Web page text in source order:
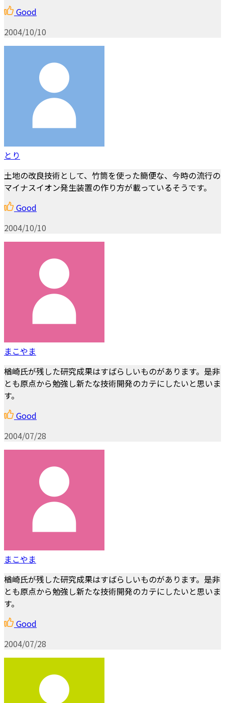
Good
2004/10/10
とり
土地の改良技術として、竹筒を使った簡便な、今時の流行の
マイナスイオン発生装置の作り方が載っているそうです。
Good
2004/10/10
まこやま
楢崎氏が残した研究成果はすばらしいものがあります。是非
とも原点から勉強し新たな技術開発のカテにしたいと思いま
す。
Good
2004/07/28
まこやま
楢崎氏が残した研究成果はすばらしいものがあります。是非
とも原点から勉強し新たな技術開発のカテにしたいと思いま
す。
Good
2004/07/28